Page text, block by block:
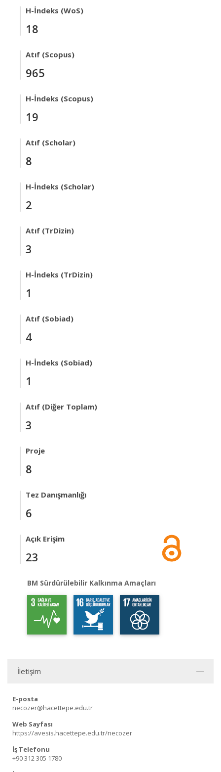
H-İndeks (WoS)
18
Atıf (Scopus)
965
H-İndeks (Scopus)
19
Atıf (Scholar)
8
H-İndeks (Scholar)
2
Atıf (TrDizin)
3
H-İndeks (TrDizin)
1
Atıf (Sobiad)
4
H-İndeks (Sobiad)
1
Atıf (Diğer Toplam)
3
Proje
8
Tez Danışmanlığı
6
Açık Erişim
23
BM Sürdürülebilir Kalkınma Amaçları
İletişim
E-posta
necozer@hacettepe.edu.tr
Web Sayfası
https://avesis.hacettepe.edu.tr/necozer
İş Telefonu
+90 312 305 1780